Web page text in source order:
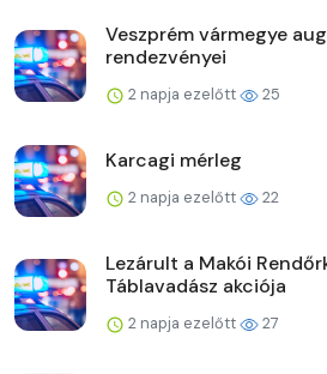
Veszprém vármegye
rendezvényei
2 napja ezelőtt 25
Karcagi mérleg
2 napja ezelőtt 22
Lezárult a Makói
Táblavadász akciója
2 napja ezelőtt 27